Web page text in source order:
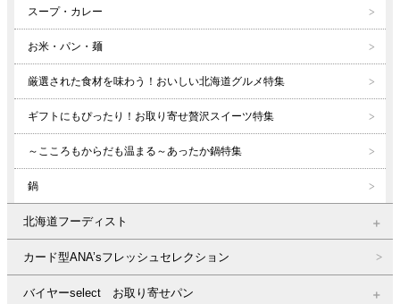
スープ・カレー
お米・パン・麺
厳選された食材を味わう！おいしい北海道グルメ特集
ギフトにもぴったり！お取り寄せ贅沢スイーツ特集
～こころもからだも温まる～あったか鍋特集
鍋
北海道フーディスト
カード型ANA’sフレッシュセレクション
バイヤーselect お取り寄せパン